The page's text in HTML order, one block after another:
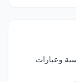
وعبارات